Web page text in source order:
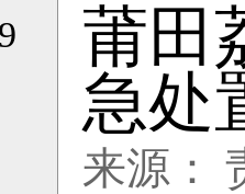
莆田
急处
来源：